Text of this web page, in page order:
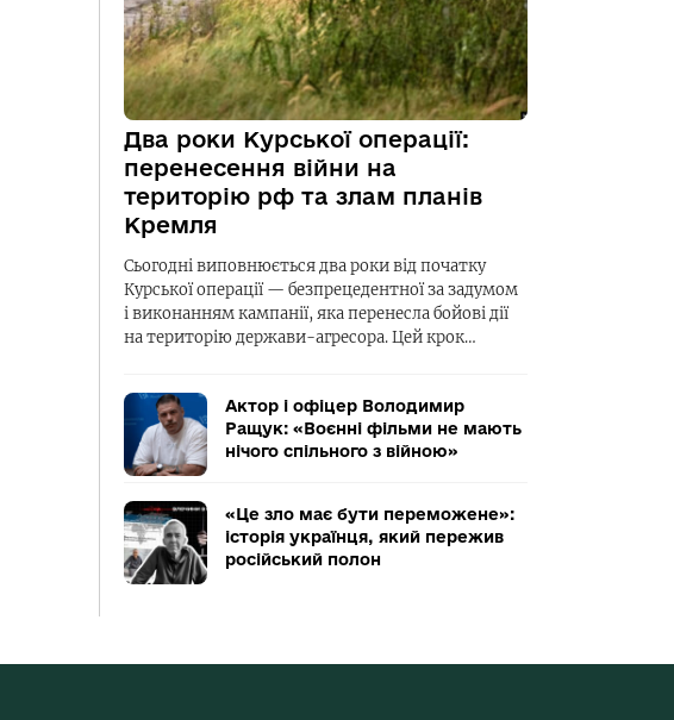
Два роки Курської операції:
перенесення війни на
територію рф та злам планів
Кремля
Сьогодні виповнюється два роки від початку
Курської операції — безпрецедентної за задумом
і виконанням кампанії, яка перенесла бойові дії
на територію держави-агресора. Цей крок…
Актор і офіцер Володимир
Ращук: «Воєнні фільми не мають
нічого спільного з війною»
«Це зло має бути переможене»:
історія українця, який пережив
російський полон